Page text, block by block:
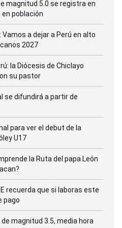
magnitud 5.0 se registra en
población
Vamos a dejar a Perú en alto
2027
la Diócesis de Chiclayo
su pastor
se difundirá a partir de
para ver el debut de la
U17
la Ruta del papa León
recuerda que si laboras este
pago
magnitud 3.5, media hora